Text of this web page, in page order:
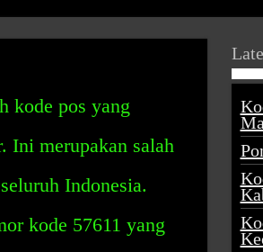
kode pos yang
Ini merupakan salah
Indonesia.
kode 57611 yang